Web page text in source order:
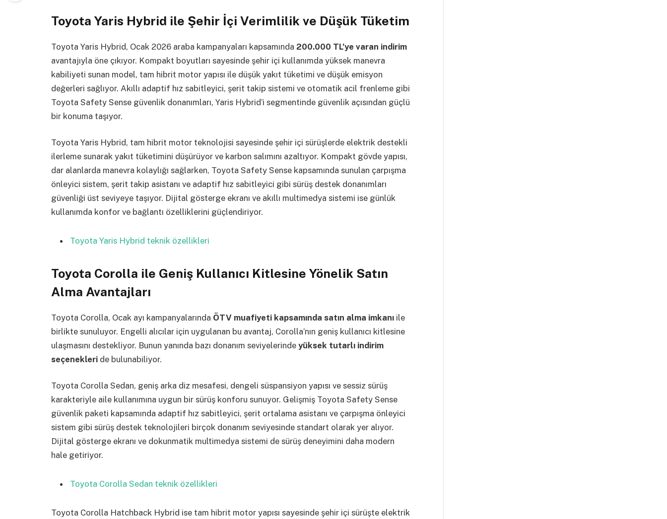
Toyota Yaris Hybrid ile Şehir İçi Verimlilik ve Düşük Tüketim
Toyota Yaris Hybrid, Ocak 2026 araba kampanyaları kapsamında 200.000 TL’ye varan indirim
avantajıyla öne çıkıyor. Kompakt boyutları sayesinde şehir içi kullanımda yüksek manevra
kabiliyeti sunan model, tam hibrit motor yapısı ile düşük yakıt tüketimi ve düşük emisyon
değerleri sağlıyor. Akıllı adaptif hız sabitleyici, şerit takip sistemi ve otomatik acil frenleme gibi
Toyota Safety Sense güvenlik donanımları, Yaris Hybrid’i segmentinde güvenlik açısından güçlü
bir konuma taşıyor.
Toyota Yaris Hybrid, tam hibrit motor teknolojisi sayesinde şehir içi sürüşlerde elektrik destekli
ilerleme sunarak yakıt tüketimini düşürüyor ve karbon salımını azaltıyor. Kompakt gövde yapısı,
dar alanlarda manevra kolaylığı sağlarken, Toyota Safety Sense kapsamında sunulan çarpışma
önleyici sistem, şerit takip asistanı ve adaptif hız sabitleyici gibi sürüş destek donanımları
güvenliği üst seviyeye taşıyor. Dijital gösterge ekranı ve akıllı multimedya sistemi ise günlük
kullanımda konfor ve bağlantı özelliklerini güçlendiriyor.
Toyota Yaris Hybrid teknik özellikleri
Toyota Corolla ile Geniş Kullanıcı Kitlesine Yönelik Satın
Alma Avantajları
Toyota Corolla, Ocak ayı kampanyalarında ÖTV muafiyeti kapsamında satın alma imkanı ile
birlikte sunuluyor. Engelli alıcılar için uygulanan bu avantaj, Corolla’nın geniş kullanıcı kitlesine
ulaşmasını destekliyor. Bunun yanında bazı donanım seviyelerinde yüksek tutarlı indirim
seçenekleri de bulunabiliyor.
Toyota Corolla Sedan, geniş arka diz mesafesi, dengeli süspansiyon yapısı ve sessiz sürüş
karakteriyle aile kullanımına uygun bir sürüş konforu sunuyor. Gelişmiş Toyota Safety Sense
güvenlik paketi kapsamında adaptif hız sabitleyici, şerit ortalama asistanı ve çarpışma önleyici
sistem gibi sürüş destek teknolojileri birçok donanım seviyesinde standart olarak yer alıyor.
Dijital gösterge ekranı ve dokunmatik multimedya sistemi de sürüş deneyimini daha modern
hale getiriyor.
Toyota Corolla Sedan teknik özellikleri
Toyota Corolla Hatchback Hybrid ise tam hibrit motor yapısı sayesinde şehir içi sürüşte elektrik